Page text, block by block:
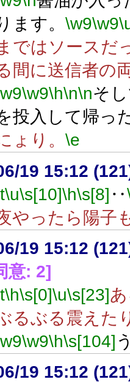
ます。 \w9\w9
ではソースだ
間に送信者の
\w9\h\n\nそ
投入して帰っ
ょり。 \e
19 15:12
\u\s[10]\h\s[8] ‥
やったら陽子
19 15:12
意: 2]
\h\s[0]\u\s[23]
るぶる震えた
\w9\h\s[104]
19 15:12